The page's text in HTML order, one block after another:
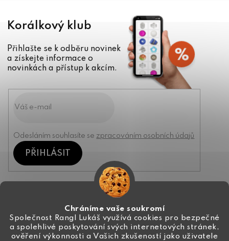
Chráníme vaše soukromí
Společnost Rangl Lukáš využívá cookies pro bezpečné
a spolehlivé poskytování svých internetových stránek,
ověření výkonnosti a Vašich zkušeností jako uživatele
Korálkový klub
Přihlašte se k odběru novinek
a získejte informace o
novinkách a přístup k akcím.
Odesláním souhlasíte se zpracováním osobních údajů
PŘIHLÁSIT
+420 774 444 191